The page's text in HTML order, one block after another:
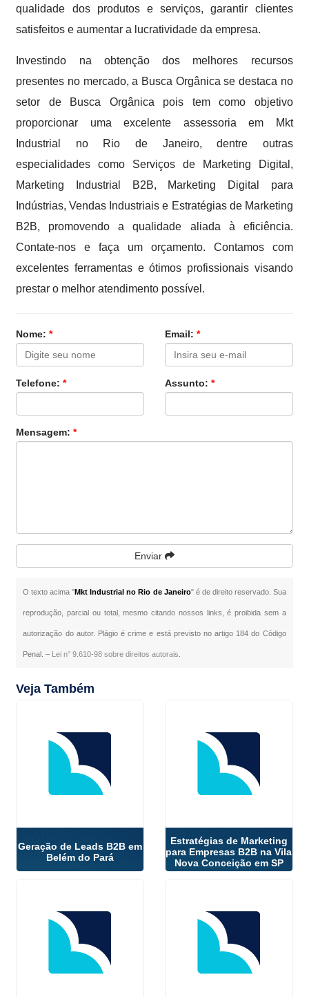
qualidade dos produtos e serviços, garantir clientes
satisfeitos e aumentar a lucratividade da empresa.
Investindo na obtenção dos melhores recursos
presentes no mercado, a Busca Orgânica se destaca no
setor de Busca Orgânica pois tem como objetivo
proporcionar uma excelente assessoria em Mkt
Industrial no Rio de Janeiro, dentre outras
especialidades como Serviços de Marketing Digital,
Marketing Industrial B2B, Marketing Digital para
Indústrias, Vendas Industriais e Estratégias de Marketing
B2B, promovendo a qualidade aliada à eficiência.
Contate-nos e faça um orçamento. Contamos com
excelentes ferramentas e ótimos profissionais visando
prestar o melhor atendimento possível.
Nome:* Email: *
Telefone:* Assunto: *
Mensagem:*
Enviar
O texto acima "Mkt Industrial no Rio de Janeiro" é de direito reservado. Sua
reprodução, parcial ou total, mesmo citando nossos links, é proibida sem a
autorização do autor. Plágio é crime e está previsto no artigo 184 do Código
Penal. – Lei n° 9.610-98 sobre direitos autorais
Veja Também
Geração de Leads B2B em
Belém do Pará
Estratégias de Marketing
para Empresas B2B na Vila
Nova Conceição em SP